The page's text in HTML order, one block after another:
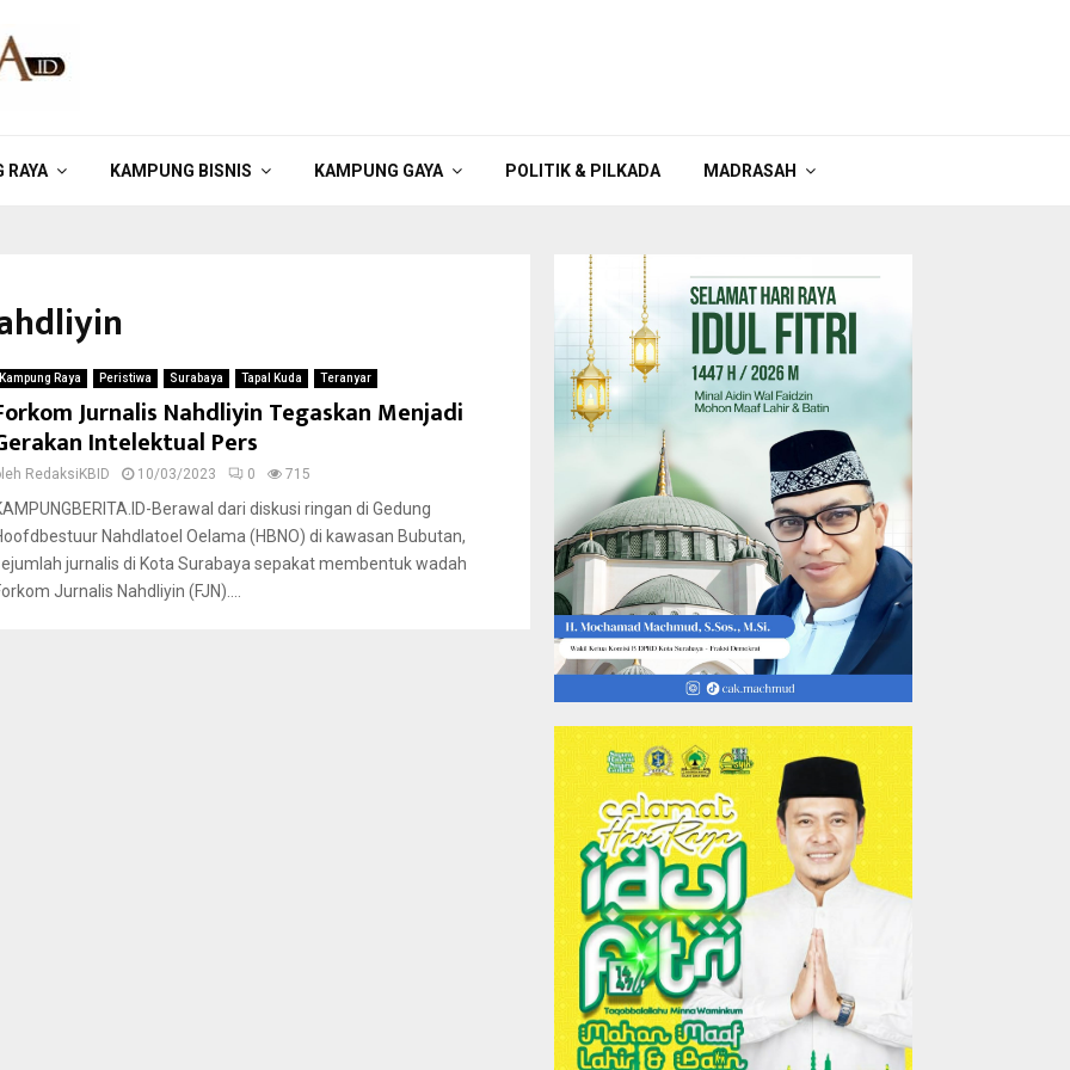
RAYA KAMPUNG BISNIS KAMPUNG GAYA POLITIK & PILKADA MADRASAH
Kampung Raya Peristiwa Surabaya Tapal Kuda Teranyar
Jurnalis Nahdliyin Tegaskan Menjadi
Intelektual Pers
RedaksiKBID 10/03/2023 0 715
Berawal dari diskusi ringan di Gedung
Nahdlatoel Oelama (HBNO) di kawasan Bubutan,
jurnalis di Kota Surabaya sepakat membentuk wadah
Jurnalis Nahdliyin (FJN)....